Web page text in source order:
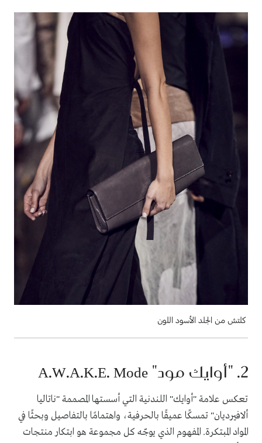
كلتش من الجلد الأسود اللون
2. "أوايك مود" A.W.A.K.E. Mode
تعكس علامة "أوايك" اللندنية التي أسستها المصممة"ناتاليا
ألافيرديان" تمسكًا عميقًا بالحرفية، واهتمامًا بالتفاصيل وبحثًا في
المواد المبتكرة. المفهوم الذي يوجّه كل مجموعة هو ابتكار منتجات